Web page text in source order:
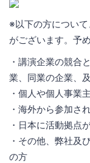
※以下の方につい
がございます。予
・講演企業の競合
業、同業の企業、
・個人や個人事業
・海外から参加さ
・日本に活動拠点
・その他、弊社及
の方